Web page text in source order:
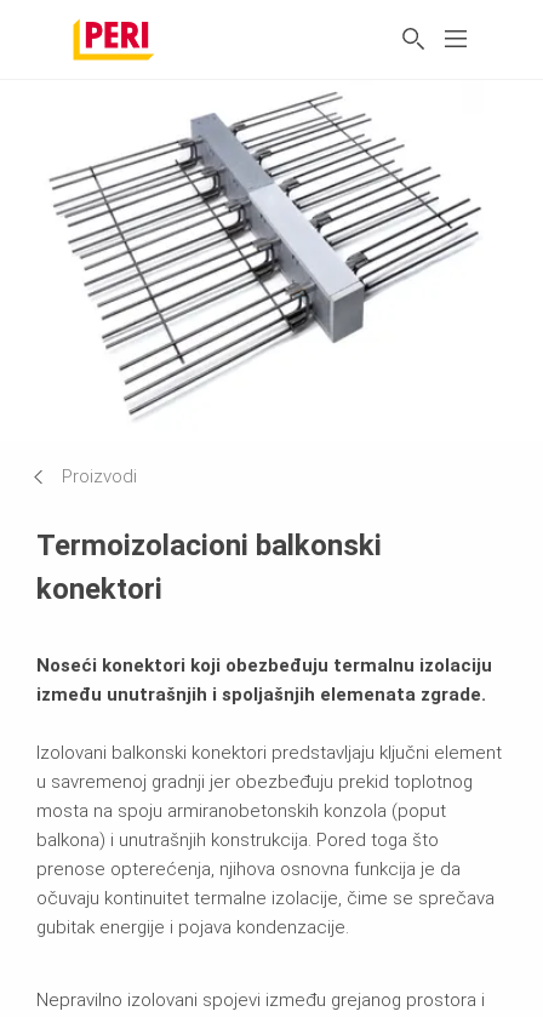
Proizvodi
Termoizolacioni balkonski
konektori
Noseći konektori koji obezbeđuju termalnu izolaciju
između unutrašnjih i spoljašnjih elemenata zgrade.
Izolovani balkonski konektori predstavljaju ključni element
u savremenoj gradnji jer obezbeđuju prekid toplotnog
mosta na spoju armiranobetonskih konzola (poput
balkona) i unutrašnjih konstrukcija. Pored toga što
prenose opterećenja, njihova osnovna funkcija je da
očuvaju kontinuitet termalne izolacije, čime se sprečava
gubitak energije i pojava kondenzacije.
Nepravilno izolovani spojevi između grejanog prostora i